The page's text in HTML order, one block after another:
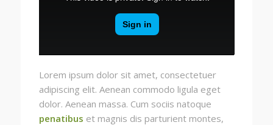
Lorem ipsum dolor sit amet, consectetuer
adipiscing elit. Aenean commodo ligula eget
dolor. Aenean massa. Cum sociis natoque
penatibus et magnis dis parturient montes,